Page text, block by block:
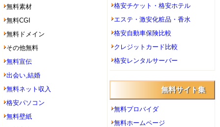
無料素材
無料CGI
無料ドメイン
その他無料
無料宣伝
出会い,結婚
無料ネット収入
格安パソコン
無料壁紙
格安チケット・格安ホテル
エステ・激安化粧品・香水
格安自動車保険比較
クレジットカード比較
格安レンタルサーバー
無料サイト集
無料プロバイダ
無料ホームページ